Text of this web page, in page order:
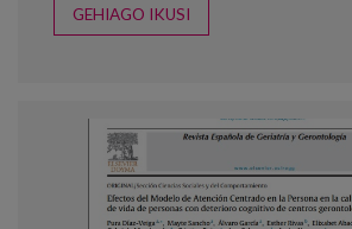
GEHIAGO IKUSI